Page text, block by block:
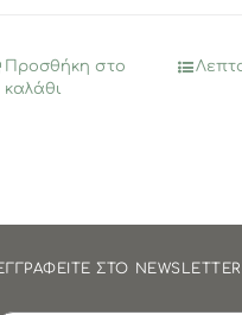
Προσθήκη στο
καλάθι
ΣΤΟ NEWSLETTER